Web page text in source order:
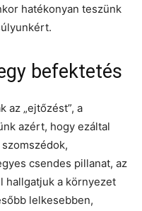
hatékonyan teszünk
befektetés
az „ejtőzést”, a
azért, hogy ezáltal
csendes pillanat, az
hallgatjuk a környezet
lelkesebben,